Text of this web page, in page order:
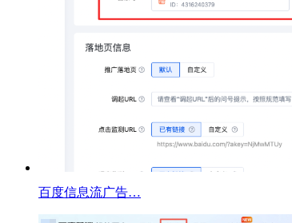
百度信息流广告…